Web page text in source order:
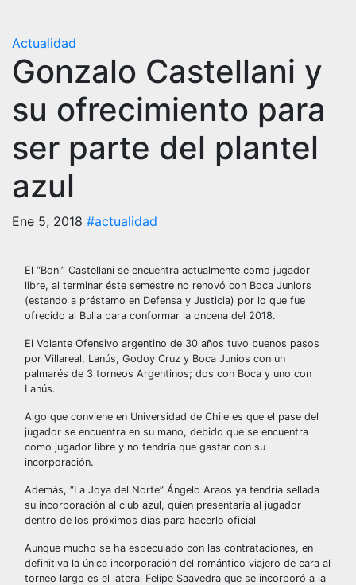
Actualidad
Gonzalo Castellani y
su ofrecimiento para
ser parte del plantel
azul
Ene 5, 2018 #actualidad
El “Boni” Castellani se encuentra actualmente como jugador
libre, al terminar éste semestre no renovó con Boca Juniors
(estando a préstamo en Defensa y Justicia) por lo que fue
ofrecido al Bulla para conformar la oncena del 2018.
El Volante Ofensivo argentino de 30 años tuvo buenos pasos
por Villareal, Lanús, Godoy Cruz y Boca Junios con un
palmarés de 3 torneos Argentinos; dos con Boca y uno con
Lanús.
Algo que conviene en Universidad de Chile es que el pase del
jugador se encuentra en su mano, debido que se encuentra
como jugador libre y no tendría que gastar con su
incorporación.
Además, “La Joya del Norte” Ángelo Araos ya tendría sellada
su incorporación al club azul, quien presentaría al jugador
dentro de los próximos días para hacerlo oficial
Aunque mucho se ha especulado con las contrataciones, en
definitiva la única incorporación del romántico viajero de cara al
torneo largo es el lateral Felipe Saavedra que se incorporó a la